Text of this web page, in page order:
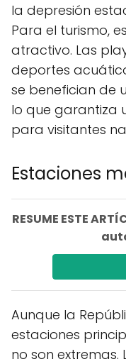
la depresión
Para el turismo,
atractivo. Las
deportes
se benefician de
lo que garantiza
para visitantes
Estaciones
RESUME ESTE
Aunque la
estaciones
no son